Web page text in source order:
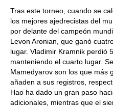
Tras este torneo, cuando se
los mejores ajedrecistas del
por delante del campeón
Levon Aronian, que ganó
lugar. Vladimir Kramnik perdió
manteniendo el cuarto lugar.
Mamedyarov son los que más
añaden a sus registros,
Hao ha dado un gran paso
adicionales, mientras que el